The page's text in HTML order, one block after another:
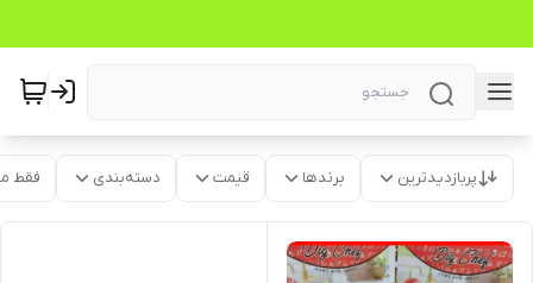
پربازدیدترین برندها قیمت دسته‌بندی فقط